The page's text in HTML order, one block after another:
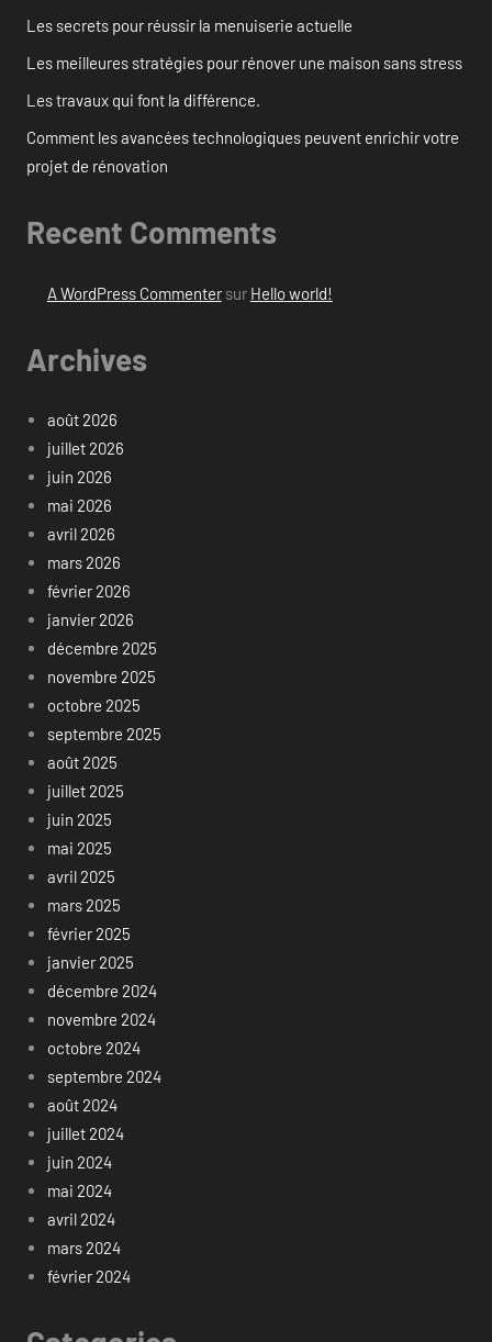
Les secrets pour réussir la menuiserie actuelle
Les meilleures stratégies pour rénover une maison sans stress
Les travaux qui font la différence.
Comment les avancées technologiques peuvent enrichir votre
projet de rénovation
Recent Comments
A WordPress Commentersur Hello world!
Archives
août 2026
juillet 2026
juin 2026
mai 2026
avril 2026
mars 2026
février 2026
janvier 2026
décembre 2025
novembre 2025
octobre 2025
septembre 2025
août 2025
juillet 2025
juin 2025
mai 2025
avril 2025
mars 2025
février 2025
janvier 2025
décembre 2024
novembre 2024
octobre 2024
septembre 2024
août 2024
juillet 2024
juin 2024
mai 2024
avril 2024
mars 2024
février 2024